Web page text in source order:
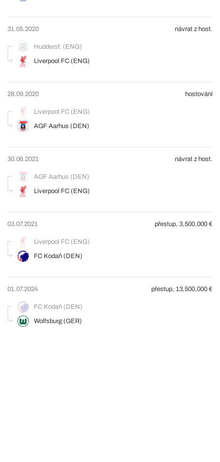
31.05.2020
Huddersf. (ENG)
Liverpool FC (ENG)
návrat z host.
28.09.2020
Liverpool FC (ENG)
AGF Aarhus (DEN)
hostování
30.06.2021
AGF Aarhus (DEN)
Liverpool FC (ENG)
návrat z host.
03.07.2021
Liverpool FC (ENG)
FC Kodaň (DEN)
přestup, 3,500,000 €
01.07.2024
FC Kodaň (DEN)
Wolfsburg (GER)
přestup, 13,500,000 €